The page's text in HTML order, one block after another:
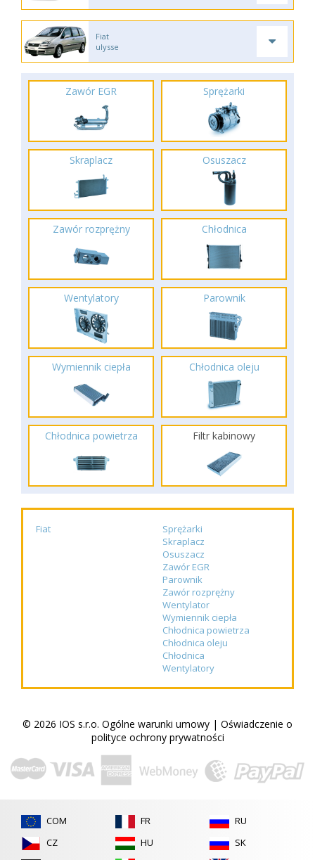
Fiat
ulysse
Zawór EGR Sprężarki
Skraplacz Osuszacz
Zawór rozprężny Chłodnica
Wentylatory Parownik
Wymiennik ciepła Chłodnica oleju
Chłodnica powietrza Filtr kabinowy
Fiat
Sprężarki
Skraplacz
Osuszacz
Zawór EGR
Parownik
Zawór rozprężny
Wentylator
Wymiennik ciepła
Chłodnica powietrza
Chłodnica oleju
Chłodnica
Wentylatory
© 2026 IOS s.r.o. Ogólne warunki umowy | Oświadczenie o
polityce ochrony prywatności
COM
CZ
FR
HU
RU
SK